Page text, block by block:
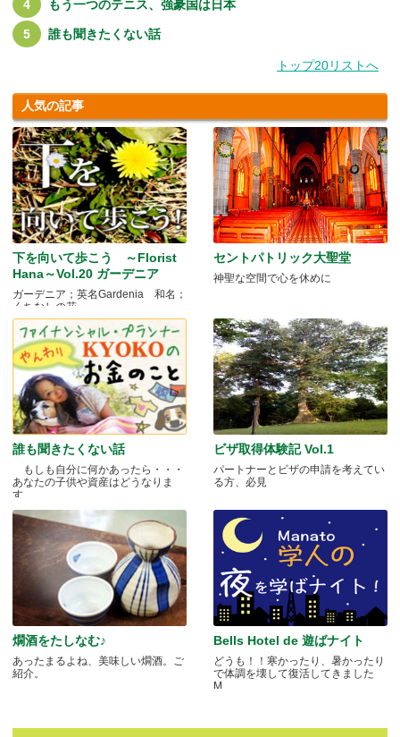
もう一つのテニス、強豪国は日本
誰も聞きたくない話
トップ20リストへ
人気の記事
下を向いて歩こう ～Florist
Hana～Vol.20 ガーデニア
ガーデニア；英名Gardenia 和名；
くちなしの花 .....
セントパトリック大聖堂
神聖な空間で心を休めに
誰も聞きたくない話
もしも自分に何かあったら・・・
あなたの子供や資産はどうなりま
す.....
ビザ取得体験記 Vol.1
パートナーとビザの申請を考えてい
る方、必見
燗酒をたしなむ♪
あったまるよね、美味しい燗酒。ご
紹介。
Bells Hotel de 遊ばナイト
どうも！！寒かったり、暑かったり
で体調を壊して復活してきました
M.....